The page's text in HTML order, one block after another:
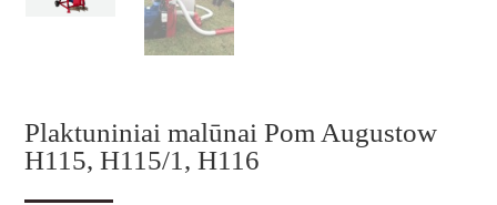
Plaktuniniai malūnai Pom Augustow
H115, H115/1, H116